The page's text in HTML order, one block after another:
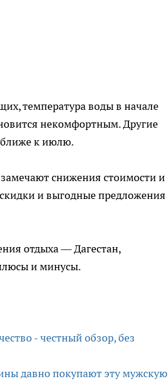
температура воды в начале
некомфортным. Другие
к июлю.
снижения стоимости и
и выгодные предложения
отдыха — Дагестан,
и минусы.
- честный обзор, без
давно покупают эту мужскую